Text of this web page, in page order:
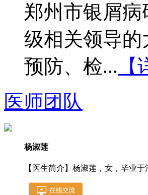
郑州市银屑
级相关领导
预防、检... 【
医师团队
杨淑莲
【医生简介】杨淑莲，女，毕业于